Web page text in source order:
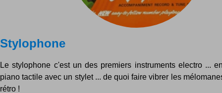
Stylophone
Le stylophone c'est un des premiers instruments electro ...
piano tactile avec un stylet ... de quoi faire vibrer les
rétro !